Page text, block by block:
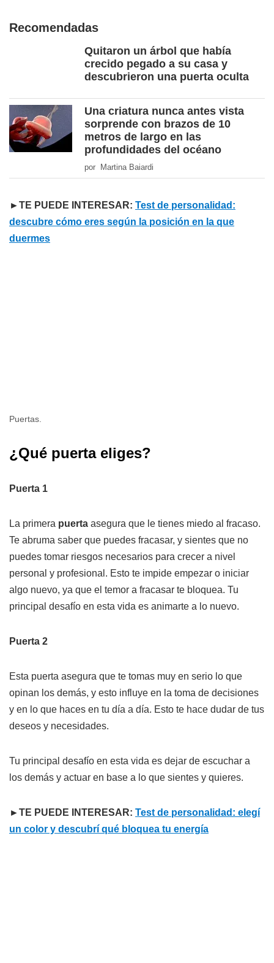
Recomendadas
Quitaron un árbol que había
crecido pegado a su casa y
descubrieron una puerta oculta
Una criatura nunca antes vista
sorprende con brazos de 10
metros de largo en las
profundidades del océano
por Martina Baiardi
►TE PUEDE INTERESAR: Test de personalidad:
descubre cómo eres según la posición en la que
duermes
Puertas.
¿Qué puerta eliges?
Puerta 1
La primera puerta asegura que le tienes miedo al fracaso.
Te abruma saber que puedes fracasar, y sientes que no
puedes tomar riesgos necesarios para crecer a nivel
personal y profesional. Esto te impide empezar o iniciar
algo nuevo, ya que el temor a fracasar te bloquea. Tu
principal desafío en esta vida es animarte a lo nuevo.
Puerta 2
Esta puerta asegura que te tomas muy en serio lo que
opinan los demás, y esto influye en la toma de decisiones
y en lo que haces en tu día a día. Esto te hace dudar de tus
deseos y necesidades.
Tu principal desafío en esta vida es dejar de escuchar a
los demás y actuar en base a lo que sientes y quieres.
►TE PUEDE INTERESAR: Test de personalidad: elegí
un color y descubrí qué bloquea tu energía